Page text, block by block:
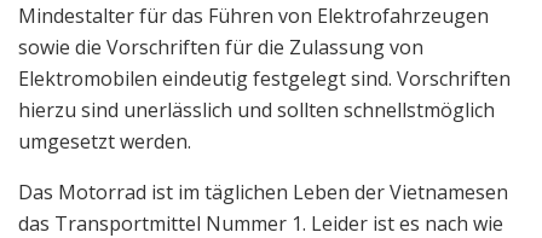
Mindestalter für das Führen von Elektrofahrzeugen
sowie die Vorschriften für die Zulassung von
Elektromobilen eindeutig festgelegt sind. Vorschriften
hierzu sind unerlässlich und sollten schnellstmöglich
umgesetzt werden.
Das Motorrad ist im täglichen Leben der Vietnamesen
das Transportmittel Nummer 1. Leider ist es nach wie